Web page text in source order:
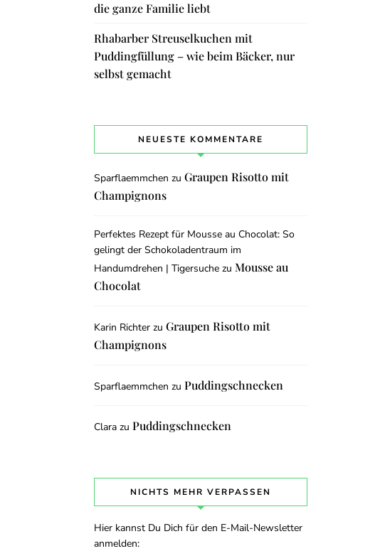
die ganze Familie liebt
Rhabarber Streuselkuchen mit
Puddingfüllung – wie beim Bäcker, nur
selbst gemacht
NEUESTE KOMMENTARE
Sparflaemmchen zu Graupen Risotto mit
Champignons
Perfektes Rezept für Mousse au Chocolat: So
gelingt der Schokoladentraum im
Handumdrehen | Tigersuche zu Mousse au
Chocolat
Karin Richter zu Graupen Risotto mit
Champignons
Sparflaemmchen zu Puddingschnecken
Clara zu Puddingschnecken
NICHTS MEHR VERPASSEN
Hier kannst Du Dich für den E-Mail-Newsletter
anmelden: